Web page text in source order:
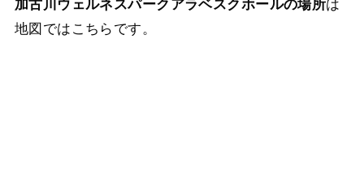
地図ではこちらです。